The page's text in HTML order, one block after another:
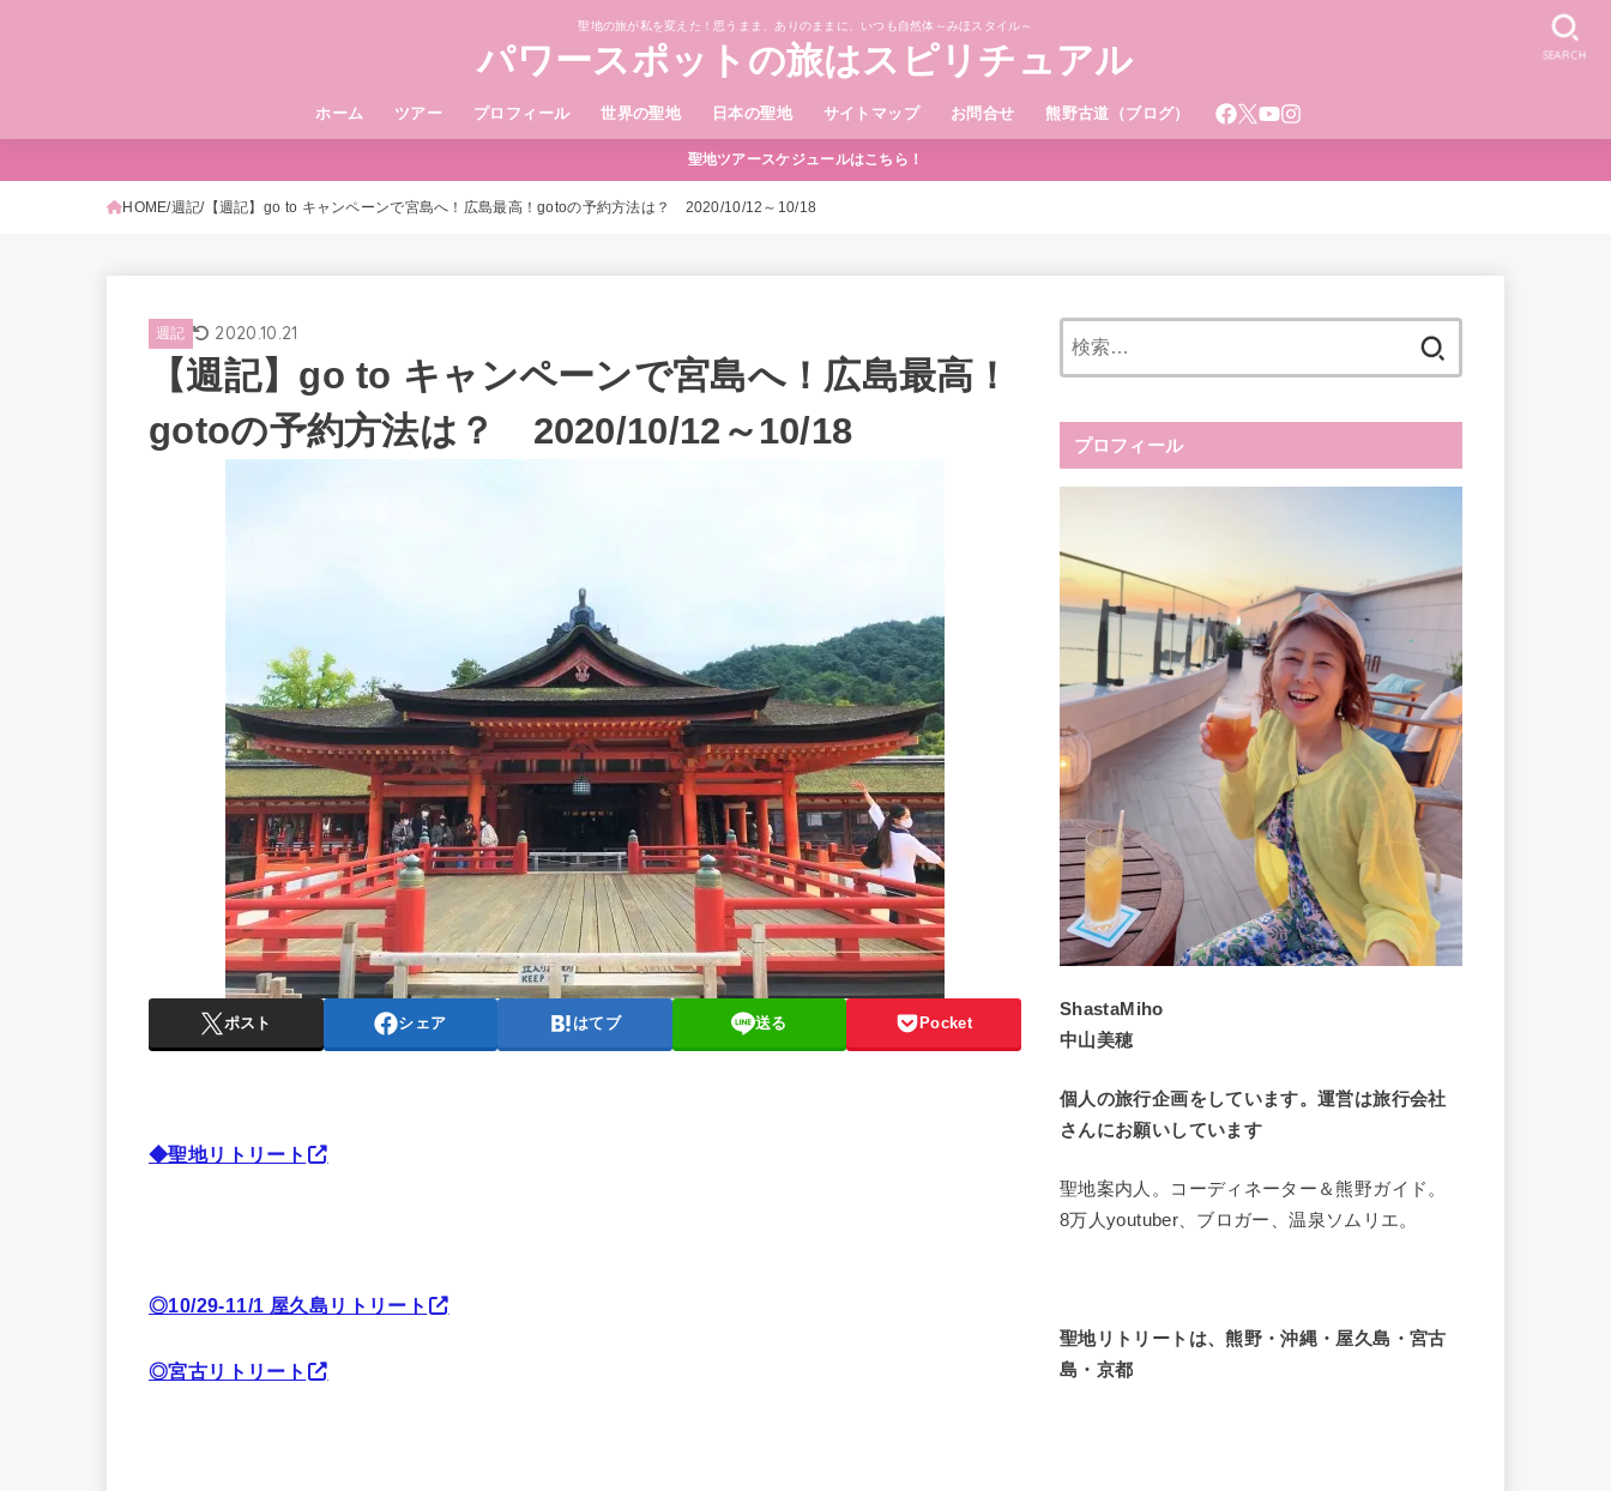
聖地の旅が私を変えた！思うまま、ありのままに、いつも自然体～みほスタイル～
パワースポットの旅はスピリチュアル
ホーム ツアー プロフィール 世界の聖地 日本の聖地 サイトマップ お問合せ 熊野古道（ブログ）
SEARCH
聖地ツアースケジュールはこちら！
HOME 週記 【週記】go to キャンペーンで宮島へ！広島最高！gotoの予約方法は？ 2020/10/12～10/18
週記 2020.10.21
【週記】go to キャンペーンで宮島へ！広島最高！
gotoの予約方法は？ 2020/10/12～10/18
ポスト シェア はてブ 送る Pocket
◆聖地リトリート
◎10/29-11/1 屋久島リトリート
◎宮古リトリート
プロフィール
ShastaMiho
中山美穂
個人の旅行企画をしています。運営は旅行会社
さんにお願いしています
聖地案内人。コーディネーター＆熊野ガイド。
8万人youtuber、ブロガー、温泉ソムリエ。
聖地リトリートは、熊野・沖縄・屋久島・宮古
島・京都